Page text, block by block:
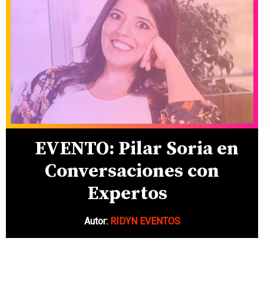
EVENTO: Pilar Soria en
Conversaciones con
Expertos
Autor: RIDYN EVENTOS